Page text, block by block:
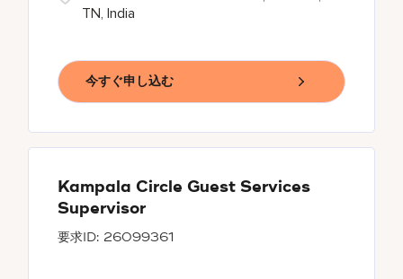
TN, India
今すぐ申し込む
Kampala Circle Guest Services
Supervisor
26099361